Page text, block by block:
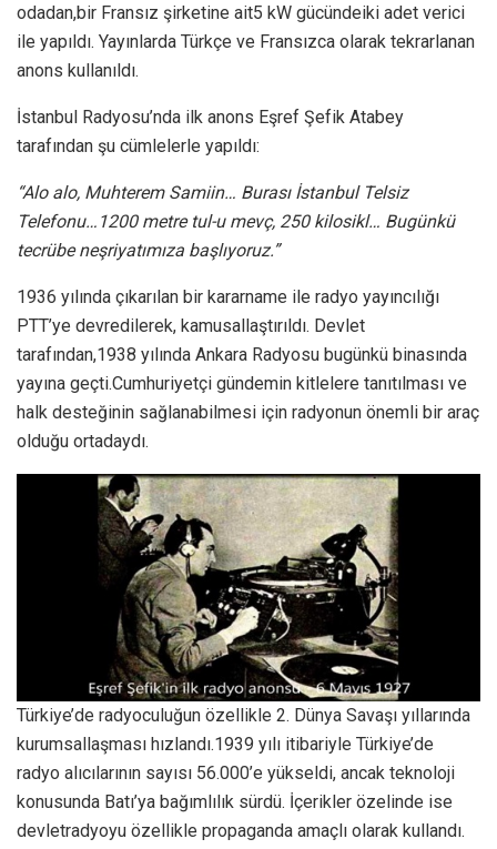
odadan,bir Fransız şirketine ait5 kW gücündeiki adet verici
ile yapıldı. Yayınlarda Türkçe ve Fransızca olarak tekrarlanan
anons kullanıldı.
İstanbul Radyosu’nda ilk anons Eşref Şefik Atabey
tarafından şu cümlelerle yapıldı:
“Alo alo, Muhterem Samiin… Burası İstanbul Telsiz
Telefonu…1200 metre tul-u mevç, 250 kilosikl… Bugünkü
tecrübe neşriyatımıza başlıyoruz.”
1936 yılında çıkarılan bir kararname ile radyo yayıncılığı
PTT’ye devredilerek, kamusallaştırıldı. Devlet
tarafından,1938 yılında Ankara Radyosu bugünkü binasında
yayına geçti.Cumhuriyetçi gündemin kitlelere tanıtılması ve
halk desteğinin sağlanabilmesi için radyonun önemli bir araç
olduğu ortadaydı.
Türkiye’de radyoculuğun özellikle 2. Dünya Savaşı yıllarında
kurumsallaşması hızlandı.1939 yılı itibariyle Türkiye’de
radyo alıcılarının sayısı 56.000’e yükseldi, ancak teknoloji
konusunda Batı’ya bağımlılık sürdü. İçerikler özelinde ise
devletradyoyu özellikle propaganda amaçlı olarak kullandı.